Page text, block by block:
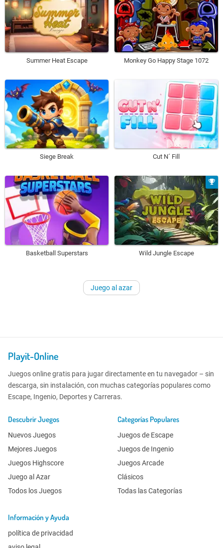
Summer Heat Escape Monkey Go Happy Stage 1072
Siege Break Cut N´ Fill
Basketball Superstars Wild Jungle Escape
Juego al azar
Playit-Online
Juegos online gratis para jugar directamente en tu navegador – sin
descarga, sin instalación, con muchas categorías populares como
Escape, Ingenio, Deportes y Carreras.
Descubrir Juegos
Nuevos Juegos
Mejores Juegos
Juegos Highscore
Juego al Azar
Todos los Juegos
Categorías Populares
Juegos de Escape
Juegos de Ingenio
Juegos Arcade
Clásicos
Todas las Categorías
Información y Ayuda
política de privacidad